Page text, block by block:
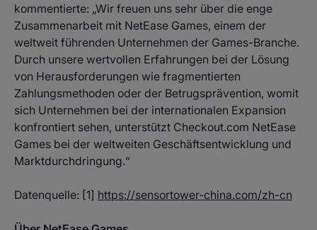
kommentierte: „Wir freuen uns sehr über die enge
Zusammenarbeit mit NetEase Games, einem der
weltweit führenden Unternehmen der Games-Branche.
Durch unsere wertvollen Erfahrungen bei der Lösung
von Herausforderungen wie fragmentierten
Zahlungsmethoden oder der Betrugsprävention, womit
sich Unternehmen bei der internationalen Expansion
konfrontiert sehen, unterstützt Checkout.com NetEase
Games bei der weltweiten Geschäftsentwicklung und
Marktdurchdringung.“
Datenquelle: [1] https://sensortower-china.com/zh-cn